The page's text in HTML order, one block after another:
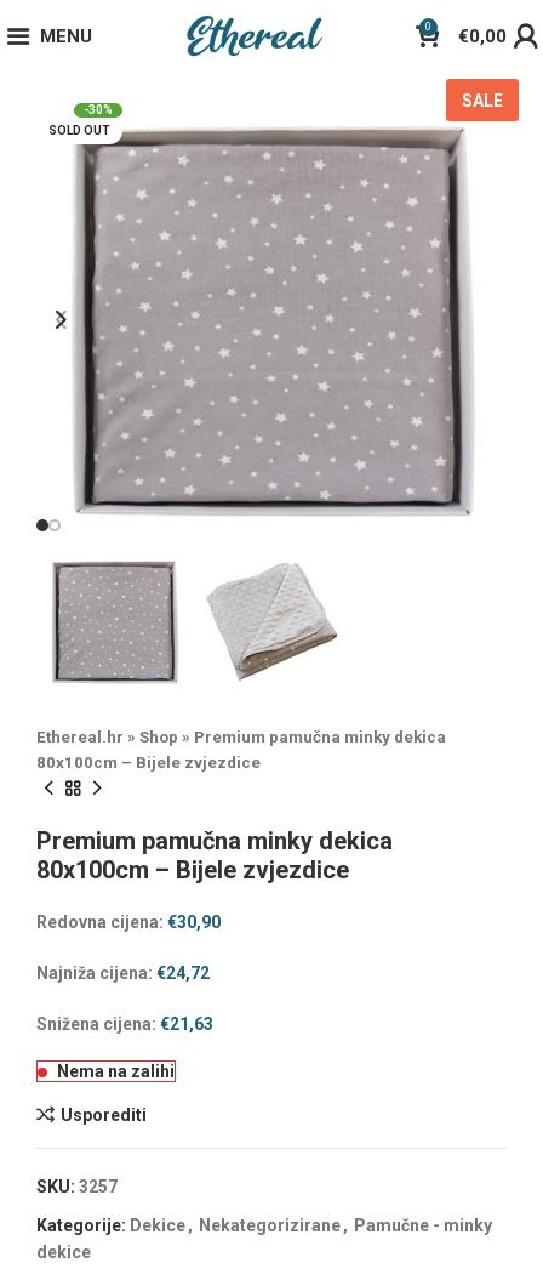
MENU 0 €0,00
-30%
SOLD OUT
SALE
Ethereal.hr » Shop » Premium pamučna minky dekica
80x100cm – Bijele zvjezdice
Premium pamučna minky dekica
80x100cm – Bijele zvjezdice
Redovna cijena: €30,90
Najniža cijena: €24,72
Snižena cijena: €21,63
Nema na zalihi
Usporediti
SKU: 3257
Kategorije: Dekice, Nekategorizirane, Pamučne - minky
dekice